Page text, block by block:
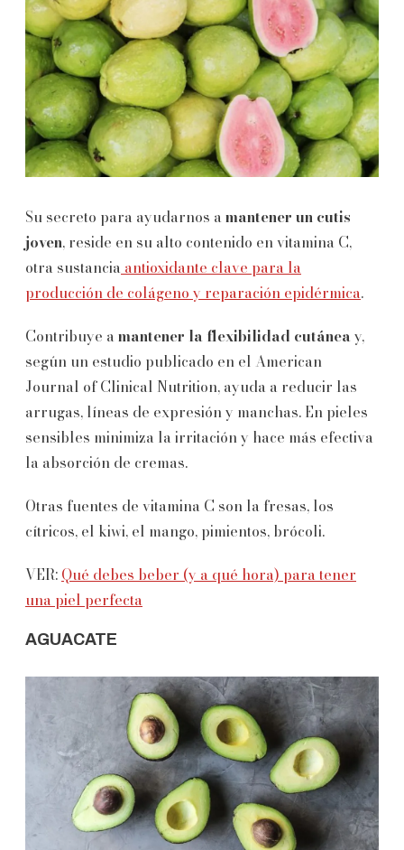
Su secreto para ayudarnos a mantener un cutis
joven, reside en su alto contenido en vitamina C,
otra sustancia antioxidante clave para la
producción de colágeno y reparación epidérmica.
Contribuye a mantener la flexibilidad cutáneay,
según un estudio publicado en el American
Journal of Clinical Nutrition, ayuda a reducir las
arrugas, líneas de expresión y manchas. En pieles
sensibles minimiza la irritación y hace más efectiva
la absorción de cremas.
Otras fuentes de vitamina C son la fresas, los
cítricos, el kiwi, el mango, pimientos, brócoli.
VER: Qué debes beber (y a qué hora) para tener
una piel perfecta
AGUACATE